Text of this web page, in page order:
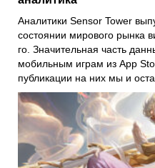
Аналитики Sensor Tower
состоянии мирового рынка
го. Значительная часть
мобильным играм из App
публикации на них мы и